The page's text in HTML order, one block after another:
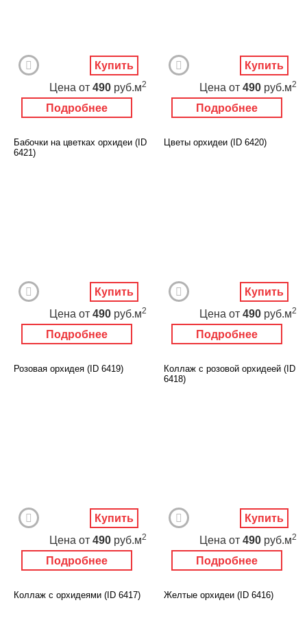
Подробнее
Цена от 490 руб.м2
Купить
Подробнее
Цена от 490 руб.м2
Купить
Бабочки на цветках орхидеи (ID
6421)
Подробнее
Цена от 490 руб.м2
Купить
Цветы орхидеи (ID 6420)
Подробнее
Цена от 490 руб.м2
Купить
Розовая орхидея (ID 6419)
Подробнее
Цена от 490 руб.м2
Купить
Коллаж с розовой орхидеей (ID
6418)
Подробнее
Цена от 490 руб.м2
Купить
Коллаж с орхидеями (ID 6417) Желтые орхидеи (ID 6416)